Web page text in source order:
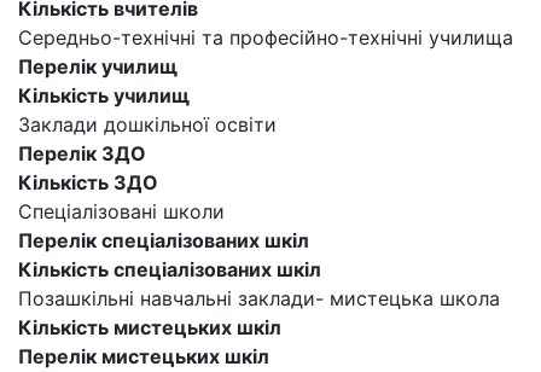
Кількість вчителів
Середньо-технічні та професійно-технічні училища
Перелік училищ
Кількість училищ
Заклади дошкільної освіти
Перелік ЗДО
Кількість ЗДО
Спеціалізовані школи
Перелік спеціалізованих шкіл
Кількість спеціалізованих шкіл
Позашкільні навчальні заклади- мистецька школа
Кількість мистецьких шкіл
Перелік мистецьких шкіл